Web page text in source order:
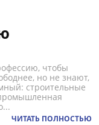
чтобы
но не знают,
строительные
ЧИТАТЬ ПОЛНОСТЬЮ